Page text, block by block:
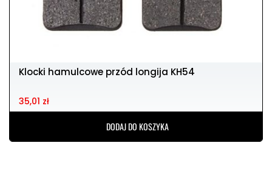
Klocki hamulcowe przód longija KH54
35,01 zł
DODAJ DO KOSZYKA